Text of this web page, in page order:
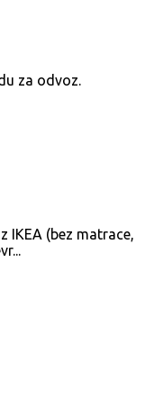
za odvoz.
IKEA (bez matrace,